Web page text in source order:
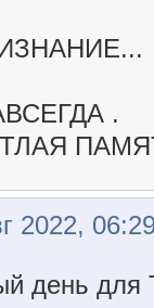
.
2022,
день